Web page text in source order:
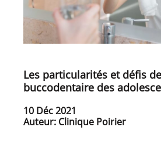
Les particularités et défis
buccodentaire des
10 Déc 2021
Auteur: Clinique Poirier